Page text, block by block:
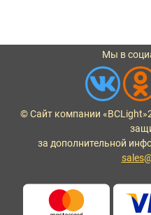
Мы в
© Сайт компании «BCLight»
за дополнительной